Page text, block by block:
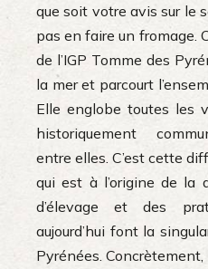
que soit votre avis sur le
pas en faire un fromage.
de l’IGP Tomme des
la mer et parcourt
Elle englobe toutes les
historiquement
entre elles. C’est cette
qui est à l’origine de la
d’élevage et des
aujourd’hui font la
Pyrénées.